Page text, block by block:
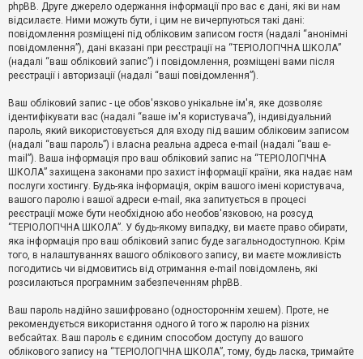
А
т
и
в
е
м
и
П
о
ш
у
Д
о
м
о
г
phpBB. Друге джерело одержання інформації про вас є дані, які ви нам
відсилаєте. Ними можуть бути, і цим не вичерпуються такі дані:
повідомлення розміщені під обліковим записом гостя (надалі “анонімні
повідомлення”), дані вказані при реєстрації на “ТЕРІОЛОГІЧНА ШКОЛА”
(надалі “ваш обліковий запис”) і повідомлення, розміщені вами після
реєстрації і авторизації (надалі “ваші повідомлення”).
Ваш обліковий запис - це обов'язково унікальне ім'я, яке дозволяє
ідентифікувати вас (надалі “ваше ім'я користувача”), індивідуальний
пароль, який використовується для входу під вашим обліковим записом
(надалі “ваш пароль”) і власна реальна адреса e-mail (надалі “ваш e-
mail”). Ваша інформація про ваш обліковий запис на “ТЕРІОЛОГІЧНА
ШКОЛА” захищена законами про захист інформації країни, яка надає нам
послуги хостингу. Будь-яка інформація, окрім вашого імені користувача,
вашого паролю і вашої адреси e-mail, яка запитується в процесі
реєстрації може бути необхідною або необов'язковою, на розсуд
“ТЕРІОЛОГІЧНА ШКОЛА”. У будь-якому випадку, ви маєте право обирати,
яка інформація про ваш обліковий запис буде загальнодоступною. Крім
того, в налаштуваннях вашого облікового запису, ви маєте можливість
погодитись чи відмовитись від отримання e-mail повідомлень, які
розсилаються програмним забезпеченням phpBB.
Ваш пароль надійно зашифровано (одностороннім хешем). Проте, не
рекомендується використання одного й того ж паролю на різних
вебсайтах. Ваш пароль є єдиним способом доступу до вашого
облікового запису на “ТЕРІОЛОГІЧНА ШКОЛА”, тому, будь ласка, тримайте